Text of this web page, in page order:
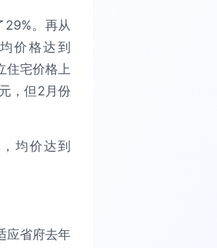
29%。再从
价格达到
住宅价格上
，但2月份
均价达到
应省府去年